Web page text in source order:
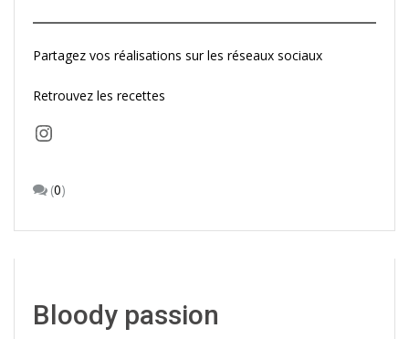
Partagez vos réalisations sur les réseaux sociaux
Retrouvez les recettes
Instagram
(0)
Bloody passion